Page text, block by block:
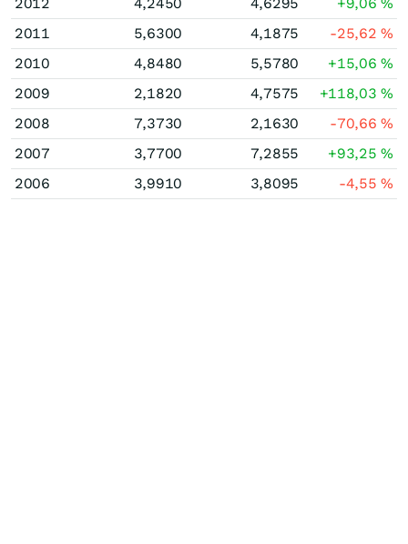
2011
5,6300 4,1875 -25,62%
2010
4,8480 5,5780 +15,06%
2009
2,1820 4,7575 +118,03%
2008
7,3730 2,1630 -70,66%
2007
3,7700 7,2855 +93,25%
2006
3,9910 3,8095 -4,55%